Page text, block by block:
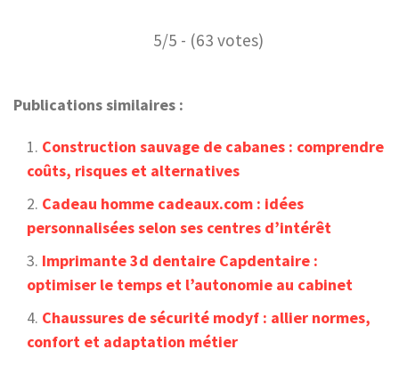
5/5 - (63 votes)
Publications similaires :
Construction sauvage de cabanes : comprendre
coûts, risques et alternatives
Cadeau homme cadeaux.com : idées
personnalisées selon ses centres d’intérêt
Imprimante 3d dentaire Capdentaire :
optimiser le temps et l’autonomie au cabinet
Chaussures de sécurité modyf : allier normes,
confort et adaptation métier